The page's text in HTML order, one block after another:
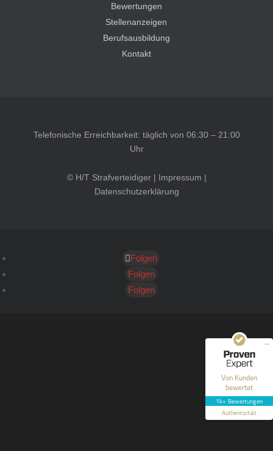
Bewertungen
Stellenanzeigen
Berufsausbildung
Kontakt
Telefonische Erreichbarkeit: täglich von 06:30 – 21:00
Uhr
© H/T Strafverteidiger | Impressum |
Datenschutzerklärung
Folgen
Folgen
Folgen
Von Kunden
bewertet
1k+ Bewertungen
Authentizität
Kundenbewertungen und Erfahrungen zu
SEHR GUT
40
Bewertungen auf
ProvenExpert.com
Blick aufs ProvenExpert-Profil werfen